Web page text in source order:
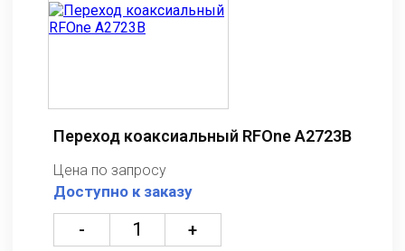
Переход коаксиальный RFOne A2723B
Цена по запросу
Доступно к заказу
- +